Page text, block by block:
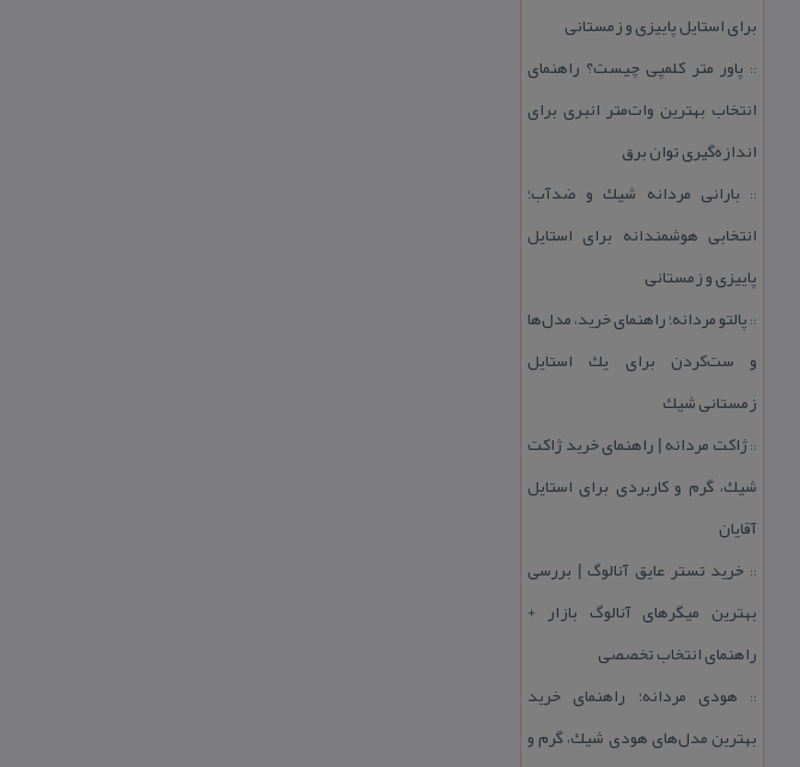
برای استایل پاییزی و زمستانی
:: پاور متر كلمپی چیست؟ راهنمای
انتخاب بهترین وات‌متر انبری برای
اندازه‌گیری توان برق
:: بارانی مردانه شیك و ضدآب؛
انتخابی هوشمندانه برای استایل
پاییزی و زمستانی
:: پالتو مردانه؛ راهنمای خرید، مدل‌ها
و ست‌كردن برای یك استایل
زمستانی شیك
::ژاكت مردانه | راهنمای خرید ژاكت
شیك، گرم و كاربردی برای استایل
آقایان
:: خرید تستر عایق آنالوگ | بررسی
بهترین میگرهای آنالوگ بازار +
راهنمای انتخاب تخصصی
:: هودی مردانه؛ راهنمای خرید
بهترین مدل‌های هودی شیك، گرم و